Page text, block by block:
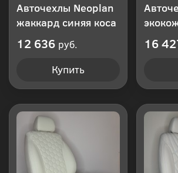
Авточехлы Neoplan
жаккард синяя коса
12 636 руб.
Купить
16